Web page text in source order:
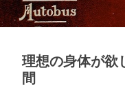
理想の身体が欲
間